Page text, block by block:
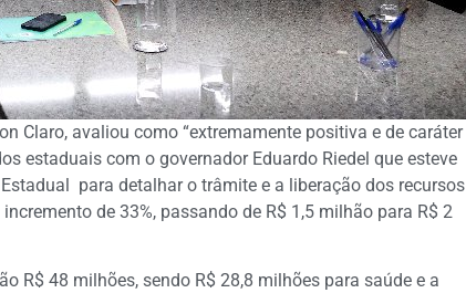
Claro, avaliou como “extremamente positiva e de caráter
estaduais com o governador Eduardo Riedel que esteve
para detalhar o trâmite e a liberação dos recursos
de 33%, passando de R$ 1,5 milhão para R$ 2
R$ 48 milhões, sendo R$ 28,8 milhões para saúde e a